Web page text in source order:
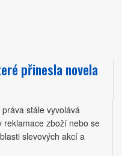
přinesla novela
stále vyvolává
reklamace zboží nebo se
slevových akcí a